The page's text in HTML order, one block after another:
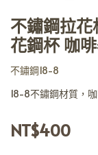
不鏽鋼拉
花鋼杯 咖
不鏽鋼18-8
18-8不鏽鋼材質，
NT$400